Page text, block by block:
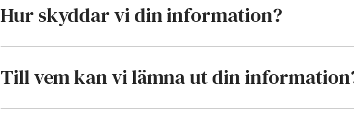
Hur skyddar vi din information?
Till vem kan vi lämna ut din